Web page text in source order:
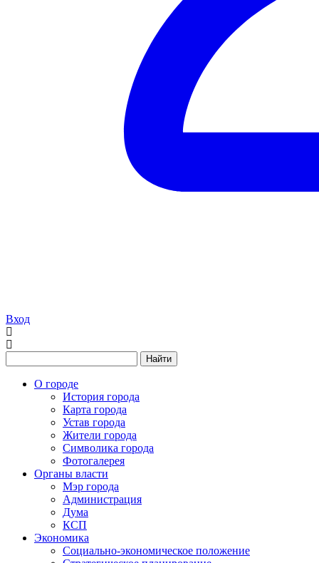
Вход
Найти
О городе
История города
Карта города
Устав города
Жители города
Символика города
Фотогалерея
Органы власти
Мэр города
Администрация
Дума
КСП
Экономика
Социально-экономическое положение